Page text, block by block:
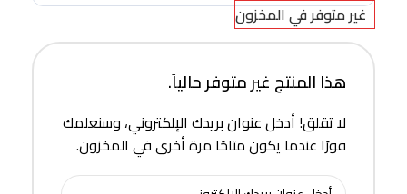
غير متوفر في المخزون
هذا المنتج غير متوفر حالياً.
لا تقلق! أدخل عنوان بريدك الإلكتروني، وسنعلمك
فورًا عندما يكون متاحًا مرة أخرى في المخزون.